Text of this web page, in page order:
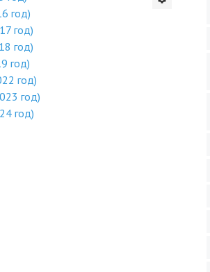
год)
год)
год)
год)
год)
год)
год)